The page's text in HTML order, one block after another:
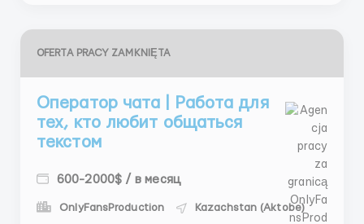
OFERTA PRACY ZAMKNIĘTA
Оператор чата | Работа для
тех, кто любит общаться
текстом
600-2000$ / в месяц
OnlyFansProduction Kazachstan (Aktobe)